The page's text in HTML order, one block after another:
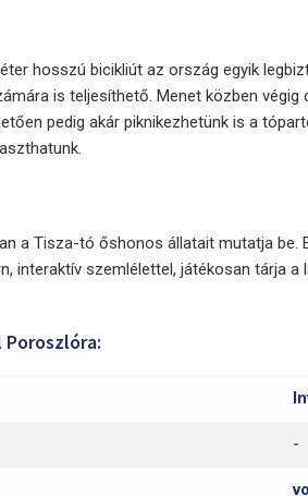
hosszú bicikliút az ország egyik
is teljesíthető. Menet közben
pedig akár piknikezhetünk is a
a Tisza-tó őshonos állatait mutatja be.
interaktív szemlélettel, játékosan tárja
-